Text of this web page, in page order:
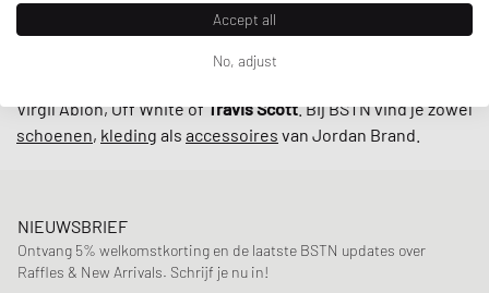
En terwijl de Jumpman nog steeds alomtegenwoordig is in
de straten en op de velden, breekt het merk ook regelmatig
Virgil Abloh, Off White ofTravis Scott. Bij BSTN vind je zowel
schoenen, kleding als accessoires van Jordan Brand.
NIEUWSBRIEF
Ontvang 5% welkomstkorting en de laatste BSTN updates over
Raffles & New Arrivals. Schrijf je nu in!
Accept all
No, adjust